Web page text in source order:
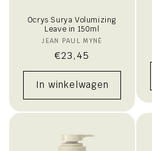
Ocrys Surya Volumizing
Leave in 150ml
Verkoper:
JEAN PAUL MYNÈ
Normale
prijs
€23,45
In winkelwagen